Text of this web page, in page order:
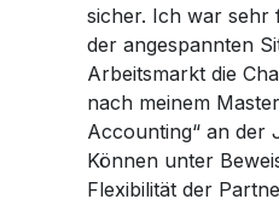
sicher. Ich war sehr
der angespannten
Arbeitsmarkt die
nach meinem
Accounting“ an der
Können unter
Flexibilität der